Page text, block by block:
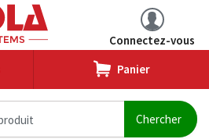
Connectez-vous
Panier